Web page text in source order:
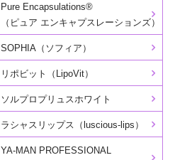
Pure Encapsulations®
（ピュア エンキャプスレーションズ）
SOPHIA（ソフィア）
リポビット（LipoVit）
ソルプロプリュスホワイト
ラシャスリップス（luscious-lips）
YA-MAN PROFESSIONAL